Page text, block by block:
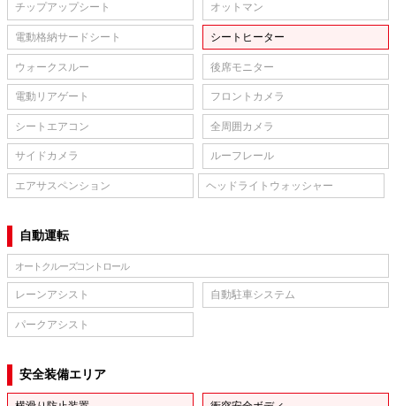
チップアップシート オットマン
電動格納サードシート シートヒーター
ウォークスルー 後席モニター
電動リアゲート フロントカメラ
シートエアコン 全周囲カメラ
サイドカメラ ルーフレール
エアサスペンション ヘッドライトウォッシャー
自動運転
オートクルーズコントロール
レーンアシスト 自動駐車システム
パークアシスト
安全装備エリア